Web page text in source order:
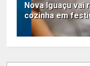
Nova Iguaçu vai
cozinha em